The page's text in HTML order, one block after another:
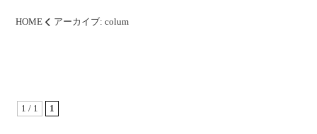
HOME アーカイブ:colum
1 / 1 1